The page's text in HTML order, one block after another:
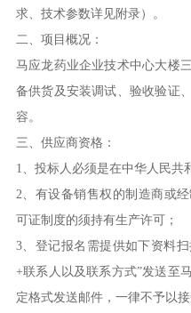
求、技术参数详见附录）。
二、项目概况：
马应龙药业企业技术中心大楼
备供货及安装调试、验收验证
容。
三、供应商资格：
1、投标人必须是在中华人民共
2、有设备销售权的制造商或
可证制度的须持有生产许可；
3、登记报名需提供如下资料
+联系人以及联系方式”发送至
定格式发送邮件，一律不予以接